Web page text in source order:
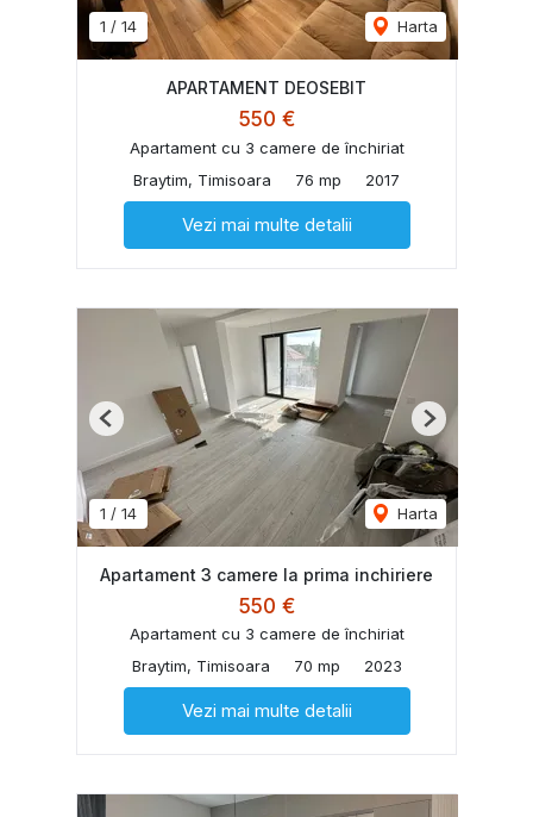
1 / 14 Harta
APARTAMENT DEOSEBIT
550 €
Apartament cu 3 camere de închiriat
Braytim, Timisoara
76 mp 2017
Vezi mai multe detalii
1 / 14 Harta
Previous Next
Apartament 3 camere la prima inchiriere
550 €
Apartament cu 3 camere de închiriat
Braytim, Timisoara
70 mp 2023
Vezi mai multe detalii